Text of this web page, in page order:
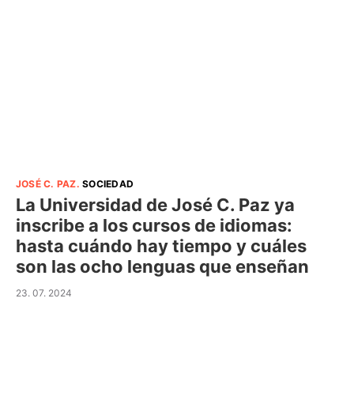
JOSÉ C. PAZ.SOCIEDAD
La Universidad de José C. Paz ya
inscribe a los cursos de idiomas:
hasta cuándo hay tiempo y cuáles
son las ocho lenguas que enseñan
23. 07. 2024